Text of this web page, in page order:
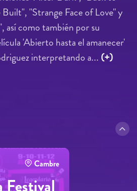
"Strange Face of Love" y
así como también por su
'Abierto hasta el amanecer'
interpretando a... (+)
Cambre
Festival